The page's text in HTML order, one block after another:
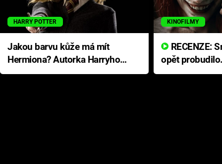
HARRY POTTER
Jakou barvu kůže má mít
Hermiona? Autorka Harryho
Pottera přišla s ráznou
KINOFILMY
opět
přichází s